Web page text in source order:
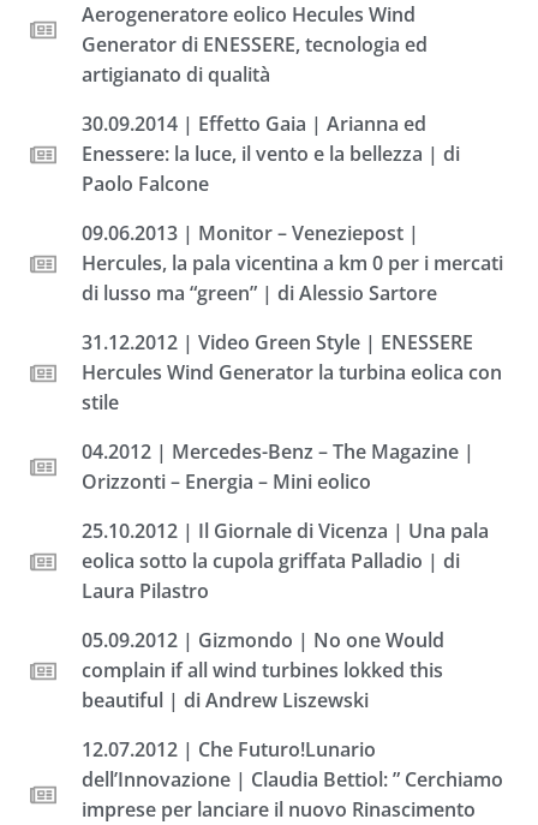
Aerogeneratore eolico Hecules Wind
Generator di ENESSERE, tecnologia ed
artigianato di qualità
30.09.2014 | Effetto Gaia | Arianna ed
Enessere: la luce, il vento e la bellezza | di
Paolo Falcone
09.06.2013 | Monitor – Veneziepost |
Hercules, la pala vicentina a km 0 per i mercati
di lusso ma “green” | di Alessio Sartore
31.12.2012 | Video Green Style | ENESSERE
Hercules Wind Generator la turbina eolica con
stile
04.2012 | Mercedes-Benz – The Magazine |
Orizzonti – Energia – Mini eolico
25.10.2012 | Il Giornale di Vicenza | Una pala
eolica sotto la cupola griffata Palladio | di
Laura Pilastro
05.09.2012 | Gizmondo | No one Would
complain if all wind turbines lokked this
beautiful | di Andrew Liszewski
12.07.2012 | Che Futuro!Lunario
dell’Innovazione | Claudia Bettiol: ” Cerchiamo
imprese per lanciare il nuovo Rinascimento